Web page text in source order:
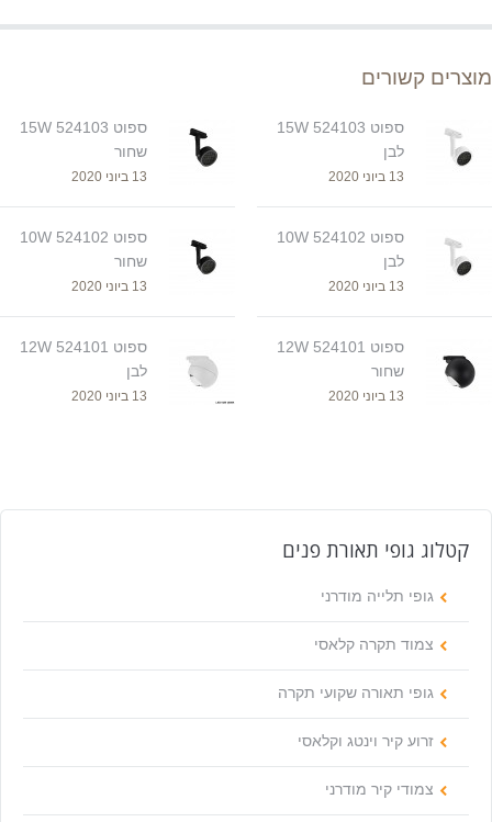
מוצרים קשורים
ספוט 524103 15W
לבן
13 ביוני 2020
ספוט 524103 15W
שחור
13 ביוני 2020
ספוט 524102 10W
לבן
13 ביוני 2020
ספוט 524102 10W
שחור
13 ביוני 2020
ספוט 524101 12W
שחור
13 ביוני 2020
ספוט 524101 12W
לבן
13 ביוני 2020
קטלוג גופי תאורת פנים
גופי תלייה מודרני
צמוד תקרה קלאסי
גופי תאורה שקועי תקרה
זרוע קיר וינטג וקלאסי
צמודי קיר מודרני